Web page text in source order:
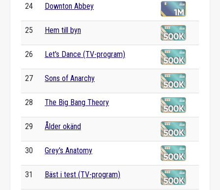
24 Downton Abbey
25 Hem till byn
26 Let's Dance (TV-program)
27 Sons of Anarchy
28 The Big Bang Theory
29 Ålder okänd
30 Grey's Anatomy
31 Bäst i test (TV-program)